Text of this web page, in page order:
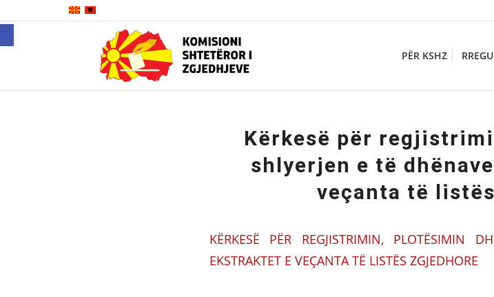
PËR KSHZ
Kërkesë për
shlyerjen e të
veçanta të
KËRKESË PËR REGJISTRIMIN, PLOTËSIMIN
EKSTRAKTET E VEÇANTA TË LISTËS ZGJEDHORE
Open toolbar